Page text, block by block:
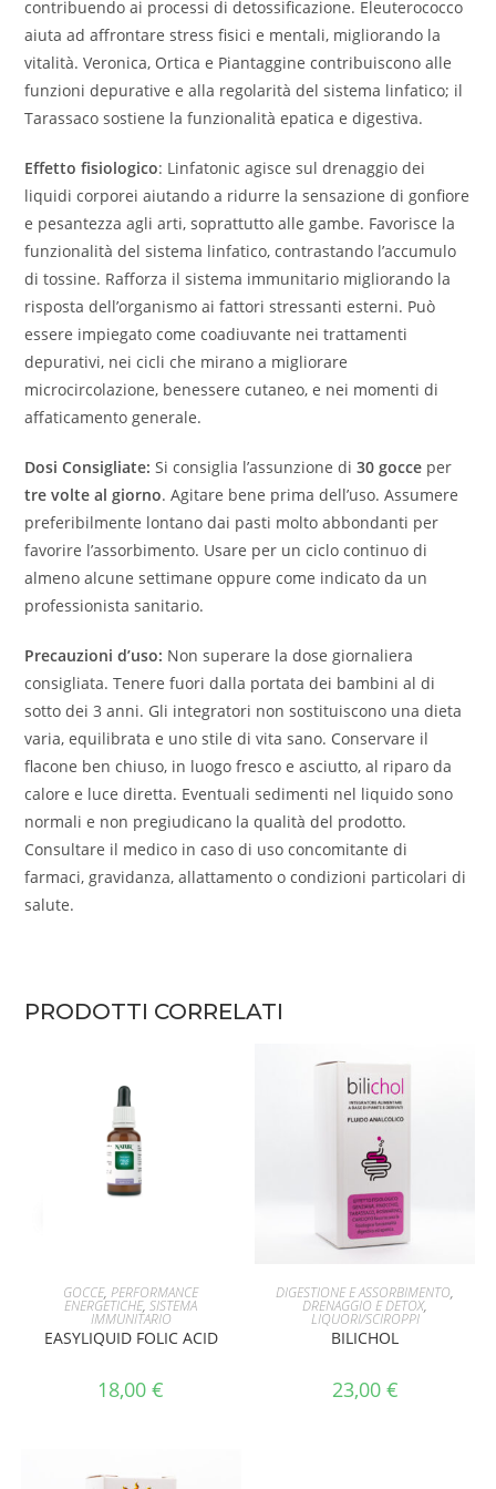
contribuendo ai processi di detossificazione. Eleuterococco
aiuta ad affrontare stress fisici e mentali, migliorando la
vitalità. Veronica, Ortica e Piantaggine contribuiscono alle
funzioni depurative e alla regolarità del sistema linfatico; il
Tarassaco sostiene la funzionalità epatica e digestiva.
Effetto fisiologico: Linfatonic agisce sul drenaggio dei
liquidi corporei aiutando a ridurre la sensazione di gonfiore
e pesantezza agli arti, soprattutto alle gambe. Favorisce la
funzionalità del sistema linfatico, contrastando l’accumulo
di tossine. Rafforza il sistema immunitario migliorando la
risposta dell’organismo ai fattori stressanti esterni. Può
essere impiegato come coadiuvante nei trattamenti
depurativi, nei cicli che mirano a migliorare
microcircolazione, benessere cutaneo, e nei momenti di
affaticamento generale.
Dosi Consigliate: Si consiglia l’assunzione di30 gocce per
tre volte al giorno. Agitare bene prima dell’uso. Assumere
preferibilmente lontano dai pasti molto abbondanti per
favorire l’assorbimento. Usare per un ciclo continuo di
almeno alcune settimane oppure come indicato da un
professionista sanitario.
Precauzioni d’uso: Non superare la dose giornaliera
consigliata. Tenere fuori dalla portata dei bambini al di
sotto dei 3 anni. Gli integratori non sostituiscono una dieta
varia, equilibrata e uno stile di vita sano. Conservare il
flacone ben chiuso, in luogo fresco e asciutto, al riparo da
calore e luce diretta. Eventuali sedimenti nel liquido sono
normali e non pregiudicano la qualità del prodotto.
Consultare il medico in caso di uso concomitante di
farmaci, gravidanza, allattamento o condizioni particolari di
salute.
PRODOTTI CORRELATI
AGGIUNGI AL CARRELLO
GOCCE,PERFORMANCE
ENERGETICHE,SISTEMA
IMMUNITARIO
EASYLIQUID FOLIC ACID
18,00€
AGGIUNGI AL CARRELLO
DIGESTIONE E ASSORBIMENTO,
DRENAGGIO E DETOX,
LIQUORI/SCIROPPI
BILICHOL
23,00 €